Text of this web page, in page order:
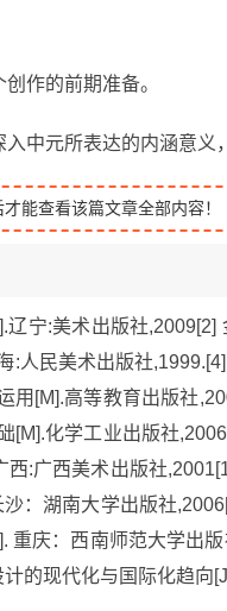
作的前期准备。
中元所表达的内涵意义
能查看该篇文章全部内容！
辽宁:美术出版社
:人民美术出版社
用[M].高等教育出版社
[M].化学工业出版社
西:广西美术出版社
：湖南大学出版社
重庆：西南师范大学出
的现代化与国际化趋向